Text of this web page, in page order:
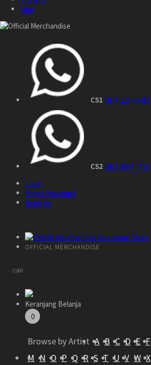
Vinyl
CS1 0877 2274 5432
CS2 0813 8087 7735
Login
Reset Password
Register
OFFICIAL MERCHANDISE
Keranjang Belanja
0
Browse by Artist A B C D E F
M N O P Q R S T U V W X